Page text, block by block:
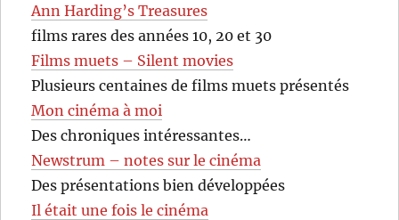
Ann Harding’s Treasures
films rares des années 10, 20 et 30
Films muets – Silent movies
Plusieurs centaines de films muets présentés
Mon cinéma à moi
Des chroniques intéressantes…
Newstrum – notes sur le cinéma
Des présentations bien développées
Il était une fois le cinéma